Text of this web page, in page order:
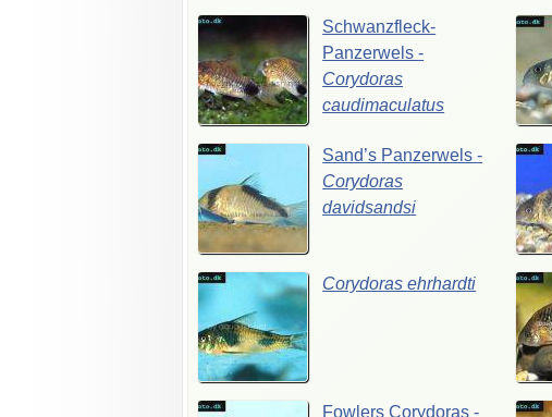
Schwanzfleck-
Panzerwels-
Corydoras
caudimaculatus
Sand’s Panzerwels-
Corydoras
davidsandsi
Corydorasehrhardti
FowlersCorydoras-